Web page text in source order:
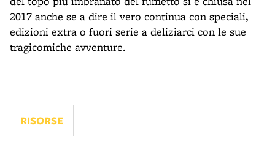
2017 anche se a dire il vero continua con speciali,
edizioni extra o fuori serie a deliziarci con le sue
tragicomiche avventure.
RISORSE